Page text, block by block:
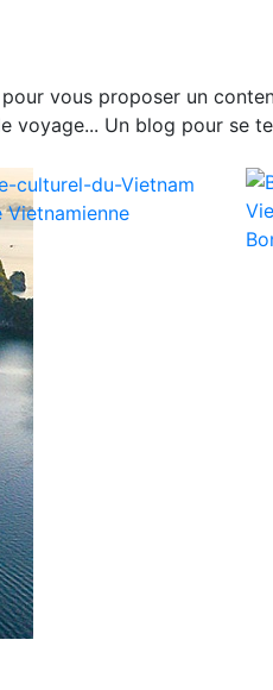
vous proposer un
voyage... Un blog pour se
Vietnamienne